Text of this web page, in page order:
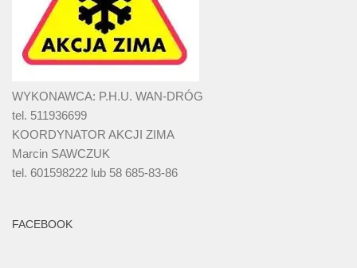
WYKONAWCA: P.H.U. WAN-DRÓG
tel. 511936699
KOORDYNATOR AKCJI ZIMA
Marcin SAWCZUK
tel. 601598222 lub 58 685-83-86
FACEBOOK